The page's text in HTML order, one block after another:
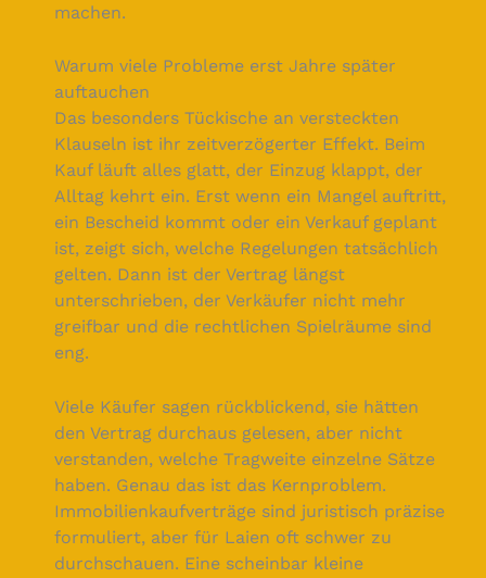
machen.
Warum viele Probleme erst Jahre später
auftauchen
Das besonders Tückische an versteckten
Klauseln ist ihr zeitverzögerter Effekt. Beim
Kauf läuft alles glatt, der Einzug klappt, der
Alltag kehrt ein. Erst wenn ein Mangel auftritt,
ein Bescheid kommt oder ein Verkauf geplant
ist, zeigt sich, welche Regelungen tatsächlich
gelten. Dann ist der Vertrag längst
unterschrieben, der Verkäufer nicht mehr
greifbar und die rechtlichen Spielräume sind
eng.
Viele Käufer sagen rückblickend, sie hätten
den Vertrag durchaus gelesen, aber nicht
verstanden, welche Tragweite einzelne Sätze
haben. Genau das ist das Kernproblem.
Immobilienkaufverträge sind juristisch präzise
formuliert, aber für Laien oft schwer zu
durchschauen. Eine scheinbar kleine